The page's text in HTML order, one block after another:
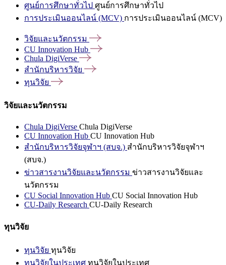
ศูนย์การศึกษาทั่วไป ศูนย์การศึกษาทั่วไป
การประเมินออนไลน์ (MCV) การประเมินออนไลน์ (MCV)
วิจัยและนวัตกรรม
CU Innovation Hub
Chula DigiVerse
สำนักบริหารวิจัย
ทุนวิจัย
วิจัยและนวัตกรรม
Chula DigiVerse Chula DigiVerse
CU Innovation Hub CU Innovation Hub
สำนักบริหารวิจัยจุฬาฯ (สบจ.) สำนักบริหารวิจัยจุฬาฯ
(สบจ.)
ข่าวสารงานวิจัยและนวัตกรรม ข่าวสารงานวิจัยและ
นวัตกรรม
CU Social Innovation Hub CU Social Innovation Hub
CU-Daily Research CU-Daily Research
ทุนวิจัย
ทุนวิจัย ทุนวิจัย
ทุนวิจัยในประเทศ ทุนวิจัยในประเทศ